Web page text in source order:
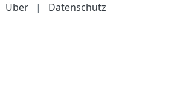
Über | Datenschutz